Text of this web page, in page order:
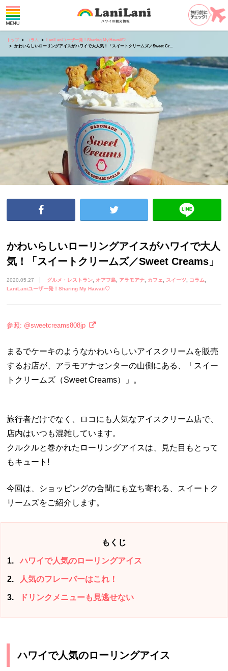
トップ コラム
LaniLaniユーザー発！Sharing My Hawaii♡
かわいらしいローリングアイスがハワイで大人気！「スイートクリームズ／Sweet Cr...
かわいらしいローリングアイスがハワイで大人
気！「スイートクリームズ／Sweet Creams」
2020.05.27 グルメ・レストラン オアフ島 アラモアナ カフェ スイーツ
コラム
LaniLaniユーザー発！Sharing My Hawaii♡
参照: @sweetcreams808jp
まるでケーキのようなかわいらしいアイスクリームを販売
するお店が、アラモアナセンターの山側にある、「スイー
トクリームズ（Sweet Creams）」。
旅行者だけでなく、ロコにも人気なアイスクリーム店で、
店内はいつも混雑しています。
クルクルと巻かれたローリングアイスは、見た目もとって
もキュート!
今回は、ショッピングの合間にも立ち寄れる、スイートク
リームズをご紹介します。
もくじ
1 ハワイで人気のローリングアイス
2 人気のフレーバーはこれ！
3 ドリンクメニューも見逃せない
ハワイで人気のローリングアイス